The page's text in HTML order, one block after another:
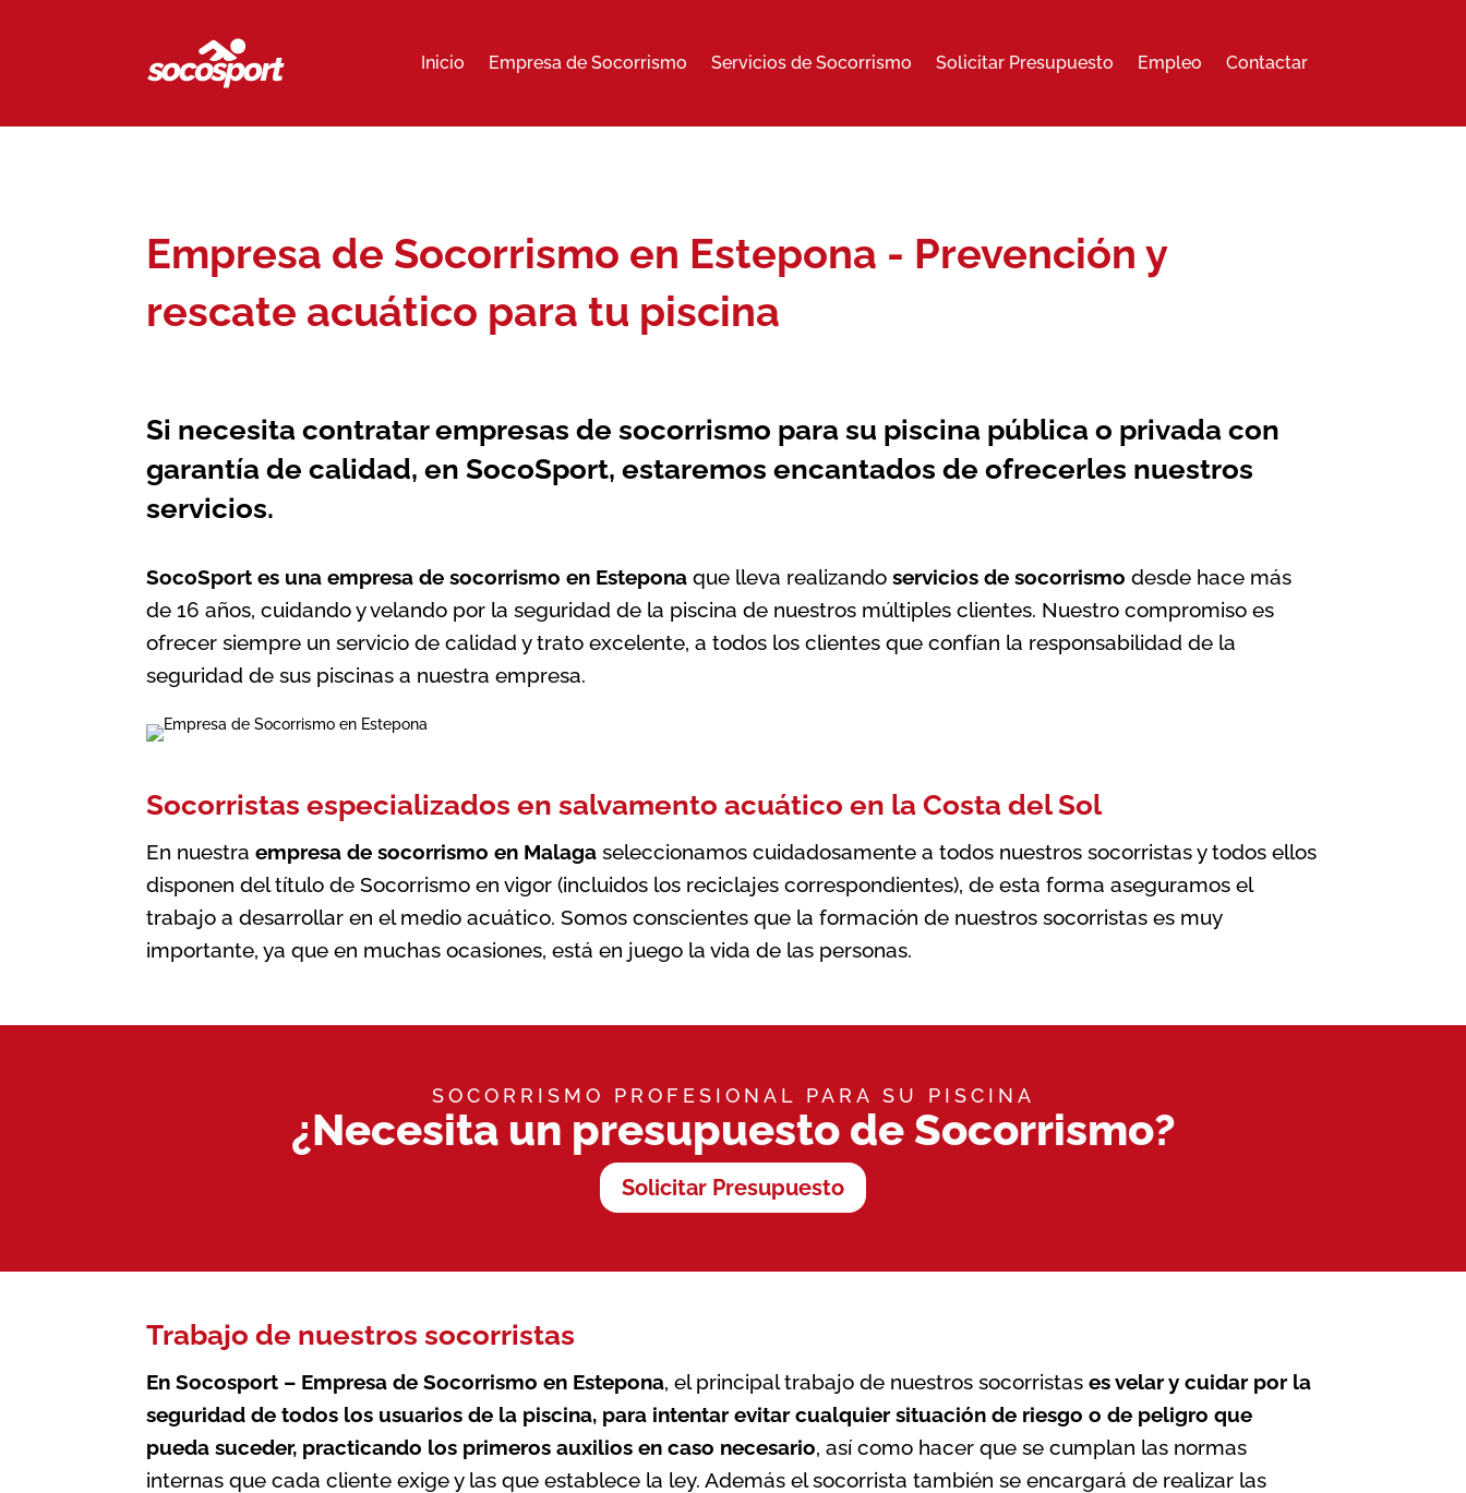
Inicio Empresa de Socorrismo Servicios de Socorrismo Solicitar Presupuesto Empleo Contactar
Empresa de Socorrismo en Estepona - Prevención y
rescate acuático para tu piscina
Si necesita contratar empresas de socorrismo para su piscina pública o privada con
garantía de calidad, en SocoSport, estaremos encantados de ofrecerles nuestros
servicios.
SocoSport es una empresa de socorrismo en Esteponaque lleva realizandoservicios de socorrismo desde hace más
de 16 años, cuidando y velando por la seguridad de la piscina de nuestros múltiples clientes. Nuestro compromiso es
ofrecer siempre un servicio de calidad y trato excelente, a todos los clientes que confían la responsabilidad de la
seguridad de sus piscinas a nuestra empresa.
Socorristas especializados en salvamento acuático en la Costa del Sol
En nuestraempresa de socorrismo en Malagaseleccionamos cuidadosamente a todos nuestros socorristas y todos ellos
disponen del título de Socorrismo en vigor (incluidos los reciclajes correspondientes), de esta forma aseguramos el
trabajo a desarrollar en el medio acuático. Somos conscientes que la formación de nuestros socorristas es muy
importante, ya que en muchas ocasiones, está en juego la vida de las personas.
SOCORRISMO PROFESIONAL PARA SU PISCINA
¿Necesita un presupuesto de Socorrismo?
Solicitar Presupuesto
Trabajo de nuestros socorristas
En Socosport – Empresa de Socorrismo en Estepona, el principal trabajo de nuestros socorristases velar y cuidar por la
seguridad de todos los usuarios de la piscina, para intentar evitar cualquier situación de riesgo o de peligro que
pueda suceder, practicando los primeros auxilios en caso necesario, así como hacer que se cumplan las normas
internas que cada cliente exige y las que establece la ley. Además el socorrista también se encargará de realizar las